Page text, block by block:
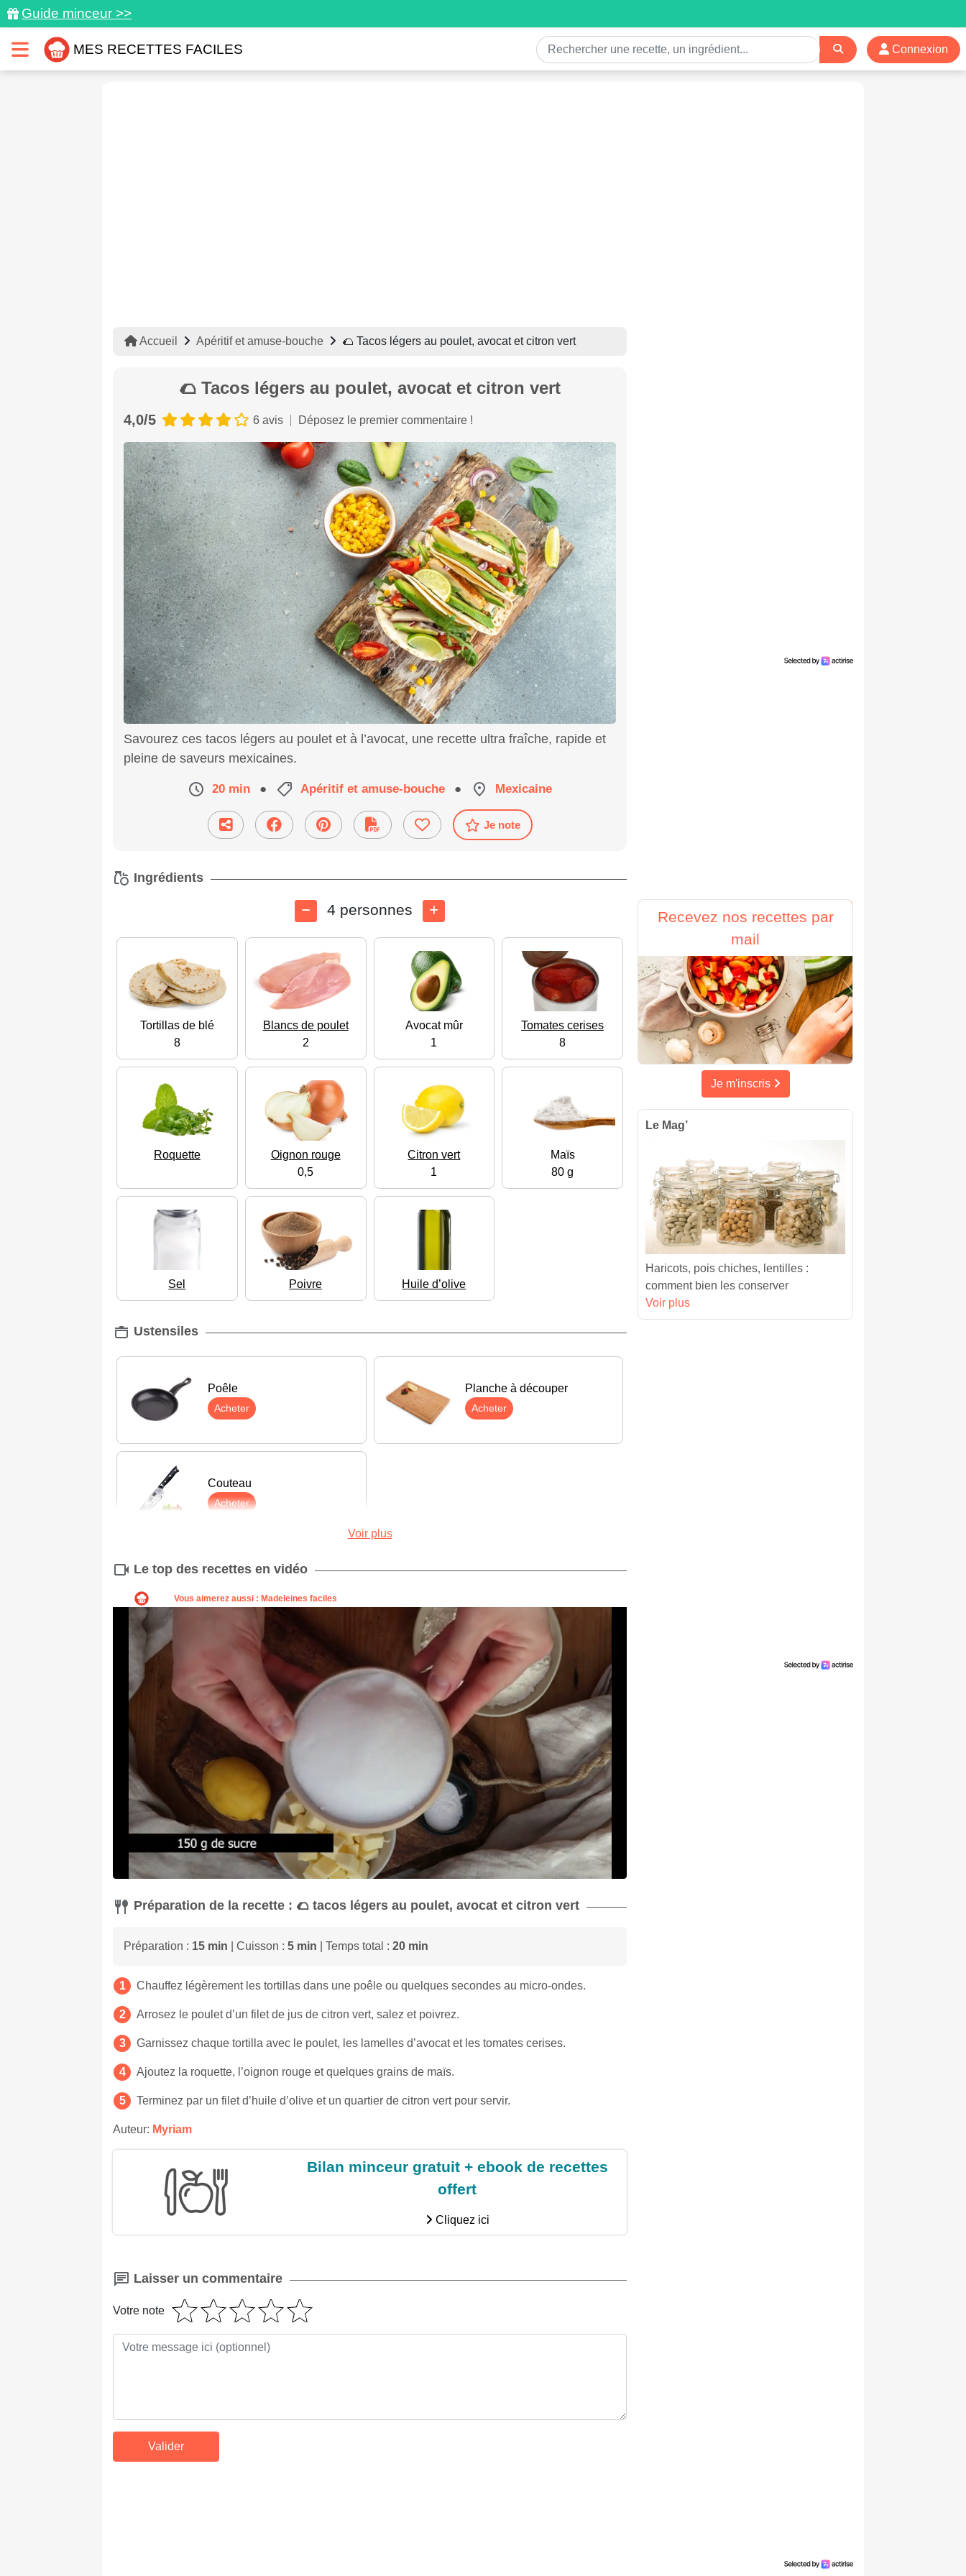
Guide minceur >>
MES RECETTES FACILES Connexion
Accueil Apéritif et amuse-bouche 🌮 Tacos légers au poulet, avocat et citron vert
🌮 Tacos légers au poulet, avocat et citron vert
4,0/5 6 avis Déposez le premier commentaire !
Savourez ces tacos légers au poulet et à l’avocat, une recette ultra fraîche, rapide et
pleine de saveurs mexicaines.
20 min ● Apéritif et amuse-bouche ● Mexicaine
Je note
Ingrédients
4 personnes
Tortillas de blé
8
Blancs de poulet
2
Avocat mûr
1
Tomates cerises
8
Roquette
Oignon rouge
0,5
Citron vert
1
Maïs
80 g
Sel Poivre Huile d’olive
Ustensiles
Poêle
Acheter
Planche à découper
Acheter
Couteau
Acheter
Voir plus
Le top des recettes en vidéo
Préparation de la recette : 🌮 tacos légers au poulet, avocat et citron vert
Préparation : 15 min | Cuisson : 5 min | Temps total : 20 min
Chauffez légèrement les tortillas dans une poêle ou quelques secondes au micro-ondes.
Arrosez le poulet d’un filet de jus de citron vert, salez et poivrez.
Garnissez chaque tortilla avec le poulet, les lamelles d’avocat et les tomates cerises.
Ajoutez la roquette, l’oignon rouge et quelques grains de maïs.
Terminez par un filet d’huile d’olive et un quartier de citron vert pour servir.
Auteur: Myriam
Bilan minceur gratuit + ebook de recettes
offert
Cliquez ici
Laisser un commentaire
Votre note
Recevez nos recettes par
mail
Je m'inscris
Le Mag’
Haricots, pois chiches, lentilles :
comment bien les conserver
Voir plus